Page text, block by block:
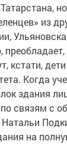
из
кстати,
Когда
здания
связям с
на